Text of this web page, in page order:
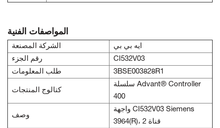
المواصفات الفنية
الشركة المصنعة
ايه بي بي
رقم الجزء
CI532V03
طلب المعلومات
3BSE003828R1
كتالوج المنتجات
سلسلة Advant® Controller
400
وصف
واجهة CI532V03 Siemens
3964(R)، 2 قناة